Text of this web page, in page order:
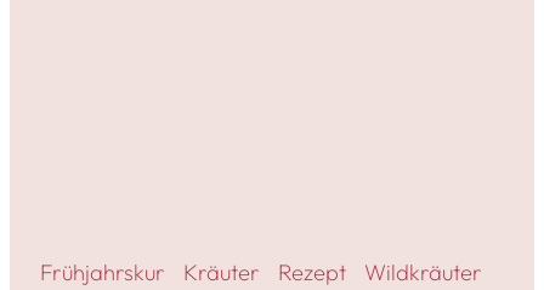
Frühjahrskur Kräuter Rezept Wildkräuter